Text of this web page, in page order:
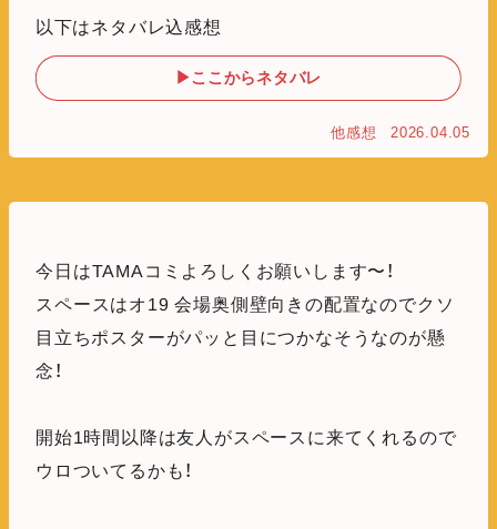
以下はネタバレ込感想
▶ここからネタバレ
他感想 2026.04.05
今日はTAMAコミよろしくお願いします〜！
スペースはオ19 会場奥側壁向きの配置なのでクソ
目立ちポスターがパッと目につかなそうなのが懸
念！
開始1時間以降は友人がスペースに来てくれるので
ウロついてるかも！